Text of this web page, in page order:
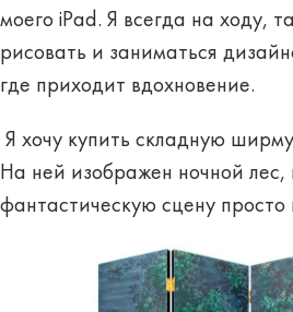
моего iPad. Я всегда на ходу,
рисовать и заниматься
где приходит вдохновение.
Я хочу купить складную
На ней изображен ночной лес,
фантастическую сцену просто